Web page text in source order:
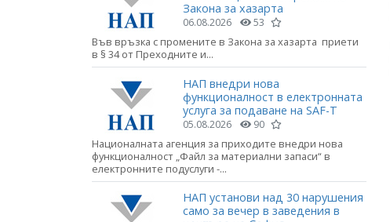
Закона за хазарта
06.08.2026 53
Във връзка с промените в Закона за хазарта приети
в § 34 от Преходните и...
НАП внедри нова
функционалност в електронната
услуга за подаване на SAF-T
05.08.2026 90
Националната агенция за приходите внедри нова
функционалност „Файл за материални запаси“ в
електронните подуслуги -...
НАП установи над 30 нарушения
само за вечер в заведения в